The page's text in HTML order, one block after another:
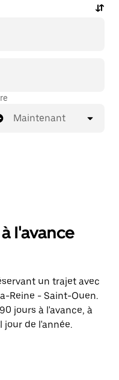
Maintenant
l'avance
un trajet avec
Reine - Saint-Ouen.
jours à l'avance, à
de l'année.